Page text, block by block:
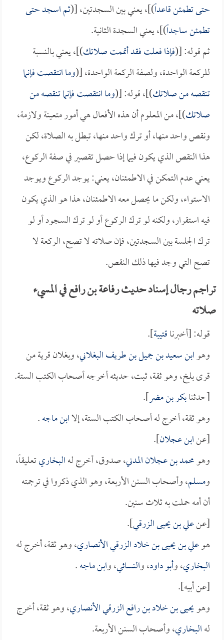
حتى تطمئن قاعداً)]، يعني بين السجدتين، [(ثم اسجد حتى
تطمئن ساجداً)]، يعني السجدة الثانية.
ثم قوله: [(فإذا فعلت فقد أتممت صلاتك)]، يعني بالنسبة
للركعة الواحدة، ولصفة الركعة الواحدة، [(وما انتقصت فإنما
تنقصه من صلاتك)]، قوله: [(وما انتقصت فإنما تنقصه من
صلاتك)]، من المعلوم أن هذه الأفعال هي أمور متعينة ولازمة،
ونقص واحد منها، أو ترك واحد منها، تبطل به الصلاة، لكن
هذا النقص الذي يكون فيما إذا حصل تقصير في صفة الركوع،
يعني عدم التمكن في الاطمئنان، يعني: يوجد الركوع ويوجد
الاستواء، ولكن ما يحصل معه الاطمئنان، هذا هو الذي يكون
فيه استقرار، ولكنه لو ترك الركوع أو لو ترك السجود أو لو
ترك الجلسة بين السجدتين، فإن صلاته لا تصح، الركعة لا
تصح التي وجد فيها ذلك النقص.
تراجم رجال إسناد حديث رفاعة بن رافع في المسيء
صلاته
قوله: [أخبرناقتيبة].
وهوابن سعيد بن جميل بن طريف البغلاني، وبغلان قرية من
قرى بلخ، وهو ثقة، ثبت، حديثه أخرجه أصحاب الكتب الستة.
[حدثنابكر بن مضر].
وهو ثقة، أخرج له أصحاب الكتب الستة، إلاابن ماجه.
[عنابن عجلان].
وهومحمد بن عجلان المدني، صدوق، أخرج لهالبخاريتعليقاً،
ومسلم، وأصحاب السنن الأربعة، وهو الذي ذكروا في ترجمته
أن أمه حملت به ثلاث سنين.
[عنعلي بن يحيى الزرقي].
هوعلي بن يحيى بن خلاد الزرقي الأنصاري، وهو ثقة، أخرج له
البخاري، وأبو داود، والنسائي، وابن ماجه.
[عن أبيه].
وهويحيى بن خلاد بن رافع الزرقي الأنصاري، وهو ثقة، أخرج
لهالبخاري، وأصحاب السنن الأربعة.